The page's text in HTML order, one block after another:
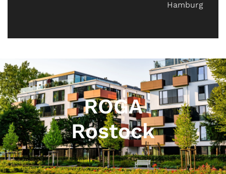
Hamburg
ROGA
Rostock